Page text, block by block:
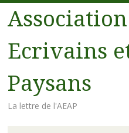
Ecrivains
Paysans
La lettre de l'AEAP